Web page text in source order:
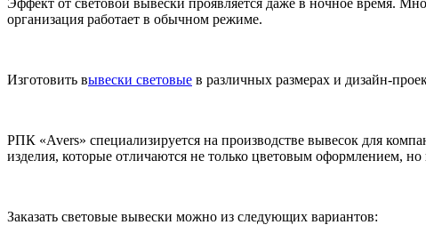
организация работает в обычном режиме.
Изготовить вывески световые в различных размерах и дизайн-
РПК «Avers» специализируется на производстве вывесок для
изделия, которые отличаются не только цветовым оформлением,
Заказать световые вывески можно из следующих вариантов: